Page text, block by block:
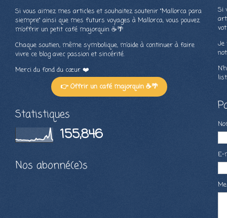
Si vous aimez mes articles et souhaitez soutenir "Mallorca para
siempre" ainsi que mes futurs voyages à Mallorca, vous pouvez
m’offrir un petit café majorquin ☕🌴
Chaque soutien, même symbolique, m’aide à continuer à faire
vivre ce blog avec passion et sincérité.
Merci du fond du cœur ❤️
👉 Offrir un café majorquin ☕🌴
Statistiques
155,846
Nos abonné(e)s
Si
Je